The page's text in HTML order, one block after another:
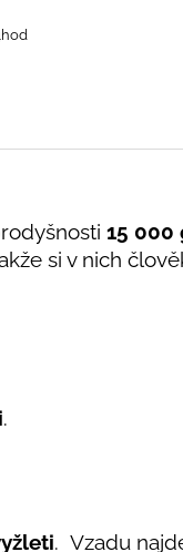
15
si v nich
.
. Vzadu